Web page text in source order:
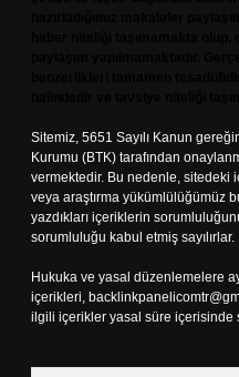
Sitemiz, 5651 Sayılı Kanun
Kurumu (BTK) tarafından
vermektedir. Bu nedenle, sitedeki
veya araştırma yükümlülüğümüz
yazdıkları içeriklerin
sorumluluğu kabul etmiş sayılırlar.
Hukuka ve yasal düzenlemelere
içerikleri,
ilgili içerikler yasal süre içerisinde